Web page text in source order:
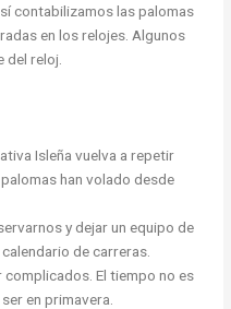
contabilizamos las palomas
en los relojes. Algunos
reloj.
Isleña vuelva a repetir
han volado desde
y dejar un equipo de
de carreras.
El tiempo no es
en primavera.